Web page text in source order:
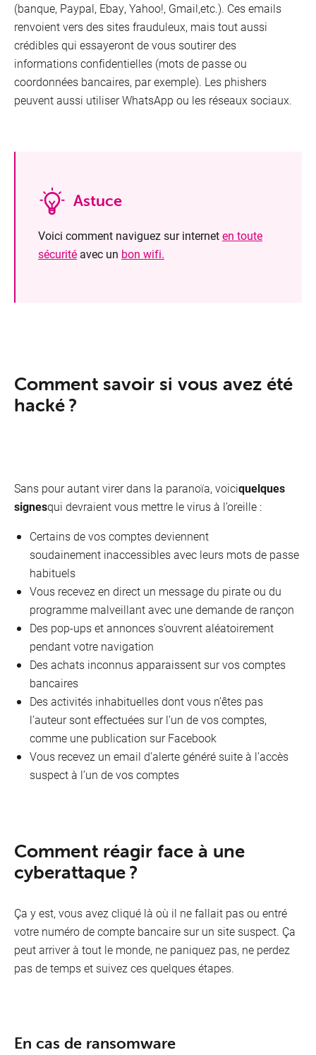
Mobile
VOO &
(banque, Paypal, Ebay, Yahoo!, Gmail,etc.). Ces emails
renvoient vers des sites frauduleux, mais tout aussi
crédibles qui essayeront de vous soutirer des
informations confidentielles (mots de passe ou
coordonnées bancaires, par exemple). Les phishers
peuvent aussi utiliser WhatsApp ou les réseaux sociaux.
Astuce
Voici comment naviguez sur interneten toute
sécuritéavec un bon wifi.
Comment savoir si vous avez été
hacké ?
Sans pour autant virer dans la paranoïa, voiciquelques
signesqui devraient vous mettre le virus à l’oreille :
Certains de vos comptes deviennent
soudainement inaccessibles avec leurs mots de passe
habituels
Vous recevez en direct un message du pirate ou du
programme malveillant avec une demande de rançon
Des pop-ups et annonces s’ouvrent aléatoirement
pendant votre navigation
Des achats inconnus apparaissent sur vos comptes
bancaires
Des activités inhabituelles dont vous n’êtes pas
l’auteur sont effectuées sur l’un de vos comptes,
comme une publication sur Facebook
Vous recevez un email d’alerte généré suite à l’accès
suspect à l’un de vos comptes
Comment réagir face à une
cyberattaque ?
Ça y est, vous avez cliqué là où il ne fallait pas ou entré
votre numéro de compte bancaire sur un site suspect. Ça
peut arriver à tout le monde, ne paniquez pas, ne perdez
pas de temps et suivez ces quelques étapes.
En cas de ransomware